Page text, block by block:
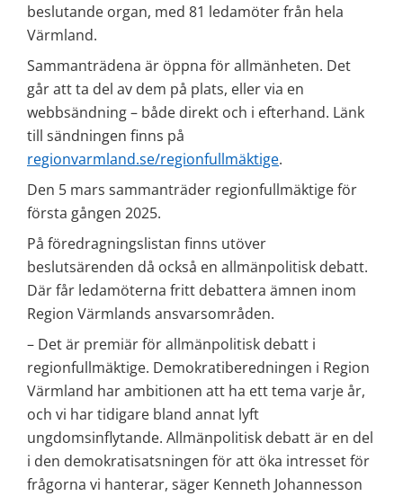
beslutande organ, med 81 ledamöter från hela
Värmland.
Sammanträdena är öppna för allmänheten. Det
går att ta del av dem på plats, eller via en
webbsändning – både direkt och i efterhand. Länk
regionvarmland.se/regionfullmäktige.
Den 5 mars sammanträder regionfullmäktige för
första gången 2025.
På föredragningslistan finns utöver
beslutsärenden då också en allmänpolitisk debatt.
Där får ledamöterna fritt debattera ämnen inom
Region Värmlands ansvarsområden.
– Det är premiär för allmänpolitisk debatt i
regionfullmäktige. Demokratiberedningen i Region
Värmland har ambitionen att ha ett tema varje år,
och vi har tidigare bland annat lyft
ungdomsinflytande. Allmänpolitisk debatt är en del
i den demokratisatsningen för att öka intresset för
frågorna vi hanterar, säger Kenneth Johannesson